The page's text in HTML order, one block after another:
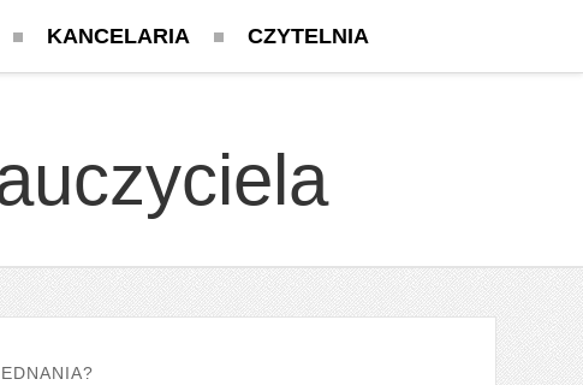
KANCELARIA CZYTELNIA